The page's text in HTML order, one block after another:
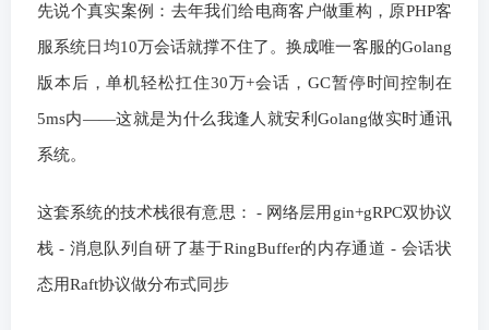
先说个真实案例：去年我们给电商客户做重构，原PHP客
服系统日均10万会话就撑不住了。换成唯一客服的Golang
版本后，单机轻松扛住30万+会话，GC暂停时间控制在
5ms内——这就是为什么我逢人就安利Golang做实时通讯
系统。
这套系统的技术栈很有意思： - 网络层用gin+gRPC双协议
栈 - 消息队列自研了基于RingBuffer的内存通道 - 会话状
态用Raft协议做分布式同步